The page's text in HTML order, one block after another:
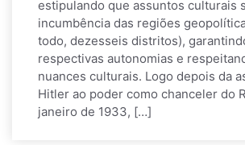
estipulando que assuntos culturais
incumbência das regiões
todo, dezesseis distritos),
respectivas autonomias e
nuances culturais. Logo depois da
Hitler ao poder como chanceler do
janeiro de 1933, […]